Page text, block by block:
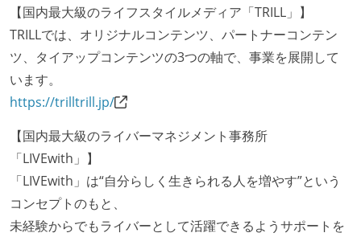
業務時間中に中抜けできる制度がある
2年以内に未就学児を子育てしながら働いていたエン
ジニアがいる
子育て中のエンジニアが、働き方を紹介したコンテン
ツが公開されている
メンバーの多様性
開発メンバーの新卒採用を実施している
待遇・福利厚生
【国内最大級のライフスタイルメディア「TRILL」】
TRILLでは、オリジナルコンテンツ、パートナーコンテン
ツ、タイアップコンテンツの3つの軸で、事業を展開して
います。
https://trilltrill.jp/
【国内最大級のライバーマネジメント事務所
「LIVEwith」】
「LIVEwith」は“自分らしく生きられる人を増やす”という
コンセプトのもと、
未経験からでもライバーとして活躍できるようサポートを